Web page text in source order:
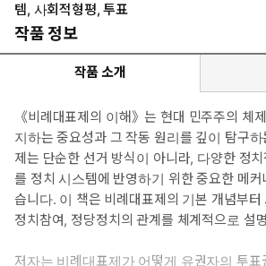
템, 사회적형평, 투표
작품 정보
작품 소개
《비례대표제의 이해》는 현대 민주주의 체
지하는 중요성과 그 작동 원리를 깊이 탐구
제는 단순한 선거 방식이 아니라, 다양한 정
를 정치 시스템에 반영하기 위한 중요한 메
습니다. 이 책은 비례대표제의 기본 개념부
정치참여, 정당정치의 관계를 체계적으로 설
저자는 비례대표제가 어떻게 유권자의 투